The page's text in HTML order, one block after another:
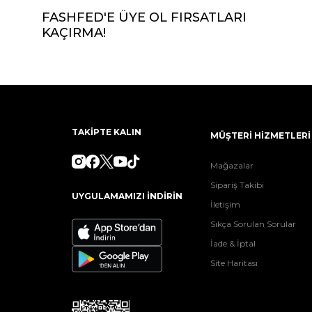
FASHFED'E ÜYE OL FIRSATLARI
KAÇIRMA!
TAKİPTE KALIN
UYGULAMAMIZI İNDİRİN
MÜŞTERİ HİZMETLERİ
Mağazalar
Sipariş Takibi
İletişim
Sıkça Sorulan Sorular
İade & İptal
Site Haritası